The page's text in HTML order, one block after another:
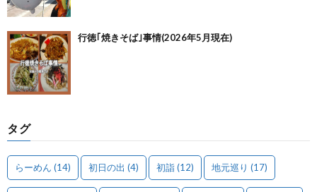
行徳｢焼きそば｣事情(2026年5月現在)
タグ
らーめん (14) 初日の出 (4) 初詣(12) 地元巡り (17)